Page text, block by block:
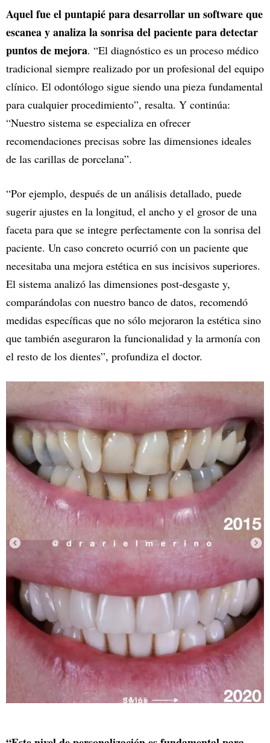
Aquel fue el puntapié para desarrollar un software que
escanea y analiza la sonrisa del paciente para detectar
puntos de mejora. “El diagnóstico es un proceso médico
tradicional siempre realizado por un profesional del equipo
clínico. El odontólogo sigue siendo una pieza fundamental
para cualquier procedimiento”, resalta. Y continúa:
“Nuestro sistema se especializa en ofrecer
recomendaciones precisas sobre las dimensiones ideales
de las carillas de porcelana”.
“Por ejemplo, después de un análisis detallado, puede
sugerir ajustes en la longitud, el ancho y el grosor de una
faceta para que se integre perfectamente con la sonrisa del
paciente. Un caso concreto ocurrió con un paciente que
necesitaba una mejora estética en sus incisivos superiores.
El sistema analizó las dimensiones post-desgaste y,
comparándolas con nuestro banco de datos, recomendó
medidas específicas que no sólo mejoraron la estética sino
que también aseguraron la funcionalidad y la armonía con
el resto de los dientes”, profundiza el doctor.